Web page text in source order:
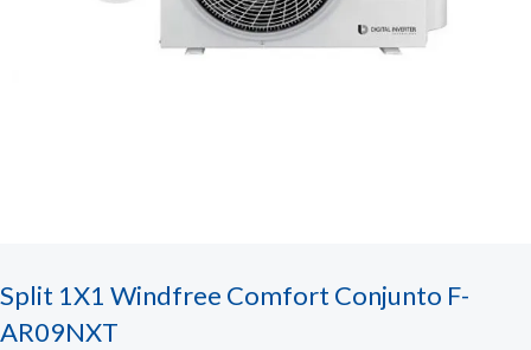
Split 1X1 Windfree Comfort Conjunto F-
AR09NXT